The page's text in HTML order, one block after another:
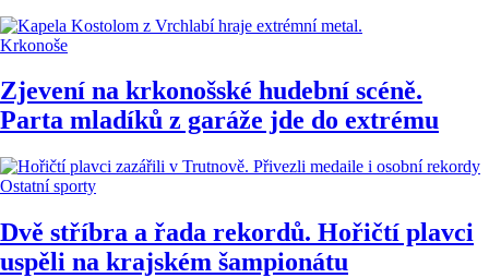
Krkonoše
Zjevení na krkonošské hudební scéně.
Parta mladíků z garáže jde do extrému
Ostatní sporty
Dvě stříbra a řada rekordů. Hořičtí plavci
uspěli na krajském šampionátu